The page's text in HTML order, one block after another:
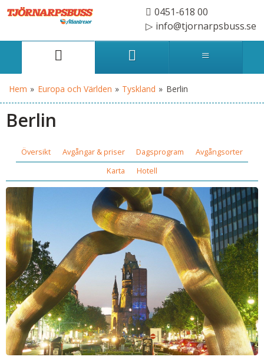
0451-618 00
info@tjornarpsbuss.se
Hem » Europa och Världen » Tyskland » Berlin
Berlin
Översikt Avgångar & priser Dagsprogram
Avgångsorter
Karta
Hotell